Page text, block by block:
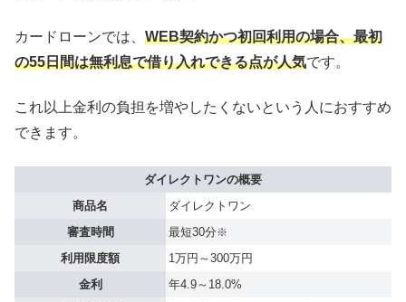
カードローンでは、 WEB契約かつ初回利用の場合、最初
の55日間は無利息で借り入れできる点が人気です。
これ以上金利の負担を増やしたくないという人におすすめ
できます。
ダイレクトワンの概要
商品名
ダイレクトワン
審査時間
最短30分※
利用限度額
1万円～300万円
金利
年4.9～18.0%